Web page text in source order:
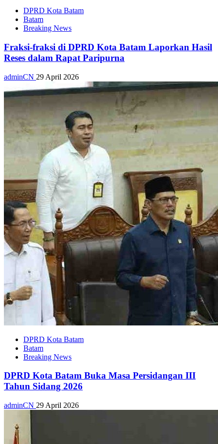
DPRD Kota Batam
Batam
Breaking News
Fraksi-fraksi di DPRD Kota Batam Laporkan Hasil
Reses dalam Rapat Paripurna
adminCN 29 April 2026
DPRD Kota Batam
Batam
Breaking News
DPRD Kota Batam Buka Masa Persidangan III
Tahun Sidang 2026
adminCN 29 April 2026